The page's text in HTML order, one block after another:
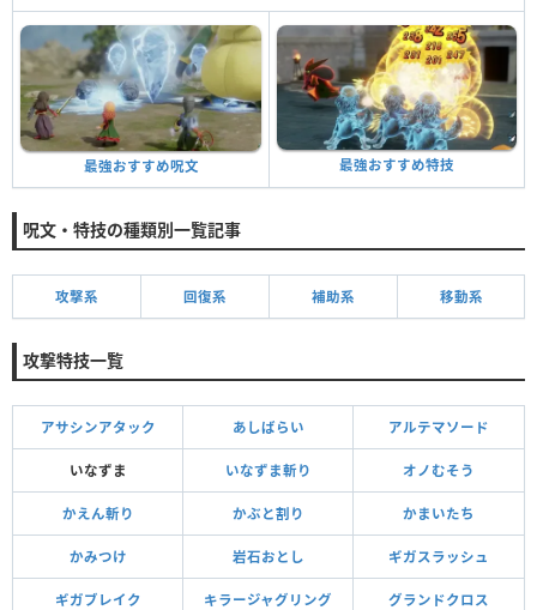
最強おすすめ呪文 最強おすすめ特技
呪文・特技の種類別一覧記事
攻撃系 回復系 補助系 移動系
攻撃特技一覧
アサシンアタック あしばらい アルテマソード
いなずま いなずま斬り オノむそう
かえん斬り かぶと割り かまいたち
かみつけ 岩石おとし ギガスラッシュ
ギガブレイク キラージャグリング グランドクロス